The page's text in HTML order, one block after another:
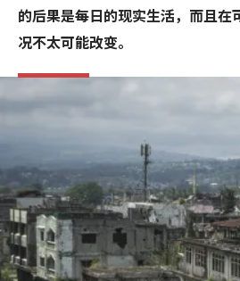
的后果是每日的现实生活，而且在
况不太可能改变。